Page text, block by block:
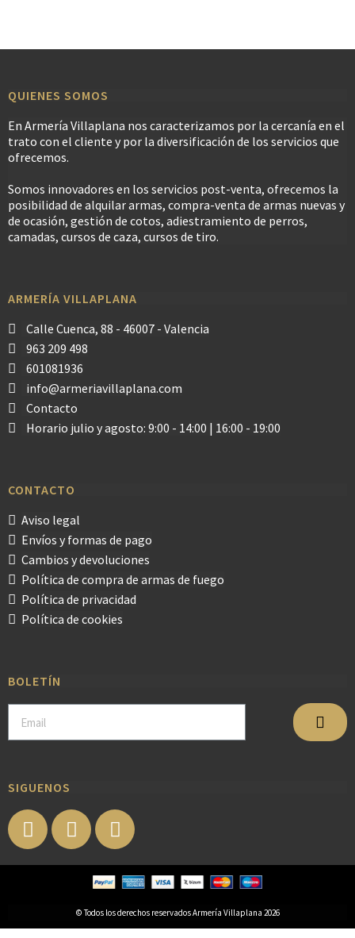
QUIENES SOMOS
En Armería Villaplana nos caracterizamos por la cercanía en el
trato con el cliente y por la diversificación de los servicios que
ofrecemos.
Somos innovadores en los servicios post-venta, ofrecemos la
posibilidad de alquilar armas, compra-venta de armas nuevas y
de ocasión, gestión de cotos, adiestramiento de perros,
camadas, cursos de caza, cursos de tiro.
ARMERÍA VILLAPLANA
Calle Cuenca, 88 - 46007 - Valencia
963 209 498
601081936
info@armeriavillaplana.com
Contacto
Horario julio y agosto: 9:00 - 14:00 | 16:00 - 19:00
CONTACTO
Aviso legal
Envíos y formas de pago
Cambios y devoluciones
Política de compra de armas de fuego
Política de privacidad
Política de cookies
BOLETÍN
SIGUENOS
© Todos los derechos reservados Armería Villaplana 2026